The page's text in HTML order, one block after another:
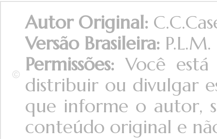
Autor Original:
Versão Brasileira: P.L.M.
Permissões:Você
distribuir ou divulgar
que informe o autor,
conteúdo original e